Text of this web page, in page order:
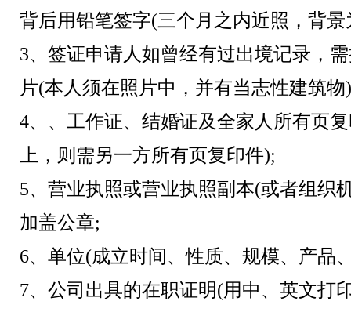
背后用铅笔签字(三个月之内近照，背景
3、签证申请人如曾经有过出境记录，
片(本人须在照片中，并有当志性建筑物
4、、工作证、结婚证及全家人所有页
上，则需另一方所有页复印件);
5、营业执照或营业执照副本(或者组织
加盖公章;
6、单位(成立时间、性质、规模、产品
7、公司出具的在职证明(用中、英文打